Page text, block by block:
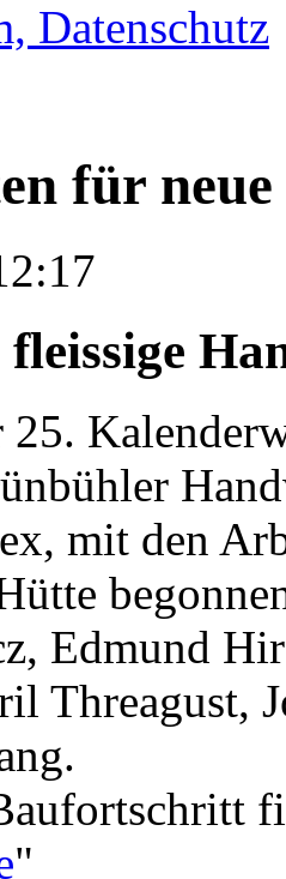
Datenschutz
für
mit den
Edmund
Threagust,
"